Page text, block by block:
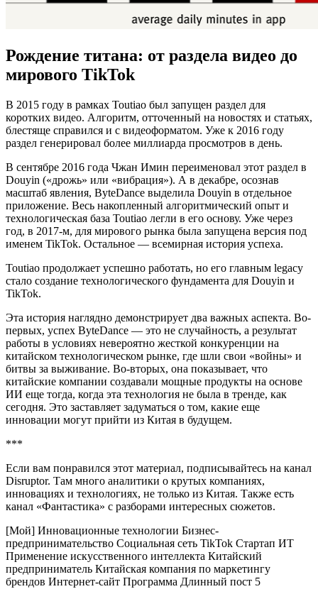
Рождение титана: от раздела видео до
мирового TikTok
В 2015 году в рамках Toutiao был запущен раздел для
коротких видео. Алгоритм, отточенный на новостях и статьях,
блестяще справился и с видеоформатом. Уже к 2016 году
раздел генерировал более миллиарда просмотров в день.
В сентябре 2016 года Чжан Имин переименовал этот раздел в
Douyin («дрожь» или «вибрация»). А в декабре, осознав
масштаб явления, ByteDance выделила Douyin в отдельное
приложение. Весь накопленный алгоритмический опыт и
технологическая база Toutiao легли в его основу. Уже через
год, в 2017-м, для мирового рынка была запущена версия под
именем TikTok. Остальное — всемирная история успеха.
Toutiao продолжает успешно работать, но его главным legacy
стало создание технологического фундамента для Douyin и
TikTok.
Эта история наглядно демонстрирует два важных аспекта. Во-
первых, успех ByteDance — это не случайность, а результат
работы в условиях невероятно жесткой конкуренции на
китайском технологическом рынке, где шли свои «войны» и
битвы за выживание. Во-вторых, она показывает, что
китайские компании создавали мощные продукты на основе
ИИ еще тогда, когда эта технология не была в тренде, как
сегодня. Это заставляет задуматься о том, какие еще
инновации могут прийти из Китая в будущем.
***
Если вам понравился этот материал, подписывайтесь на канал
Disruptor. Там много аналитики о крутых компаниях,
инновациях и технологиях, не только из Китая. Также есть
канал «Фантастика» с разборами интересных сюжетов.
[Мой] Инновационные технологии Бизнес-
предпринимательство Социальная сеть TikTok Стартап ИТ
Применение искусственного интеллекта Китайский
предприниматель Китайская компания по маркетингу
брендов Интернет-сайт Программа Длинный пост 5